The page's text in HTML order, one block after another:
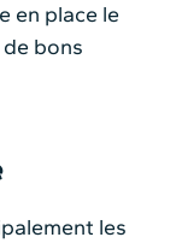
en place le
bons
les